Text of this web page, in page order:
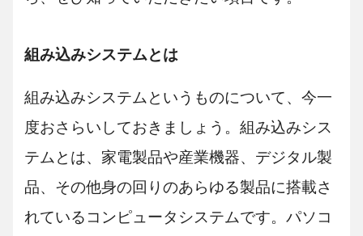
組み込みシステムとは
組み込みシステムというものについて、今一
度おさらいしておきましょう。組み込みシス
テムとは、家電製品や産業機器、デジタル製
品、その他身の回りのあらゆる製品に搭載さ
れているコンピュータシステムです。パソコ